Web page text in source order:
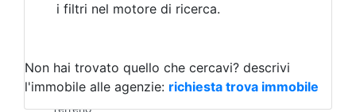
Magazzini
Qualsiasi
Terreno edificabile
Terreno
i filtri nel motore di ricerca.
Non hai trovato quello che cercavi? descrivi
l'immobile alle agenzie: richiesta trova immobile